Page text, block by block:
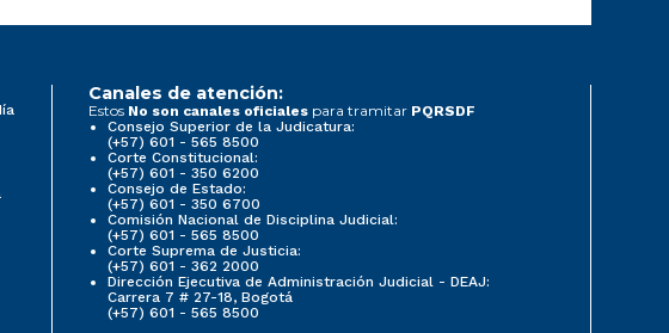
Canales de atención:
Estos No son canales oficiales para tramitar PQRSDF
Consejo Superior de la Judicatura:
(+57) 601 - 565 8500
Corte Constitucional:
(+57) 601 - 350 6200
Consejo de Estado:
(+57) 601 - 350 6700
Comisión Nacional de Disciplina Judicial:
(+57) 601 - 565 8500
Corte Suprema de Justicia:
(+57) 601 - 362 2000
Dirección Ejecutiva de Administración Judicial - DEAJ:
Carrera 7 # 27-18, Bogotá
(+57) 601 - 565 8500